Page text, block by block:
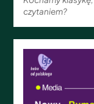
czytaniem?